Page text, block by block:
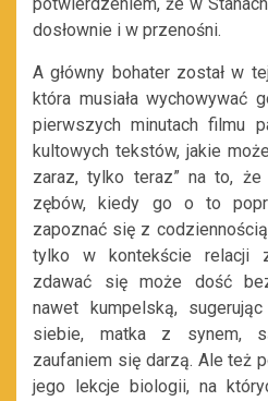
potwierdzeniem, że w
dosłownie i w przenośni.
A główny bohater został w
która musiała
pierwszych minutach filmu
kultowych tekstów, jakie
zaraz, tylko teraz” na to, że
zębów, kiedy go o to
zapoznać się z
tylko w kontekście relacji
zdawać się może dość
nawet kumpelską,
siebie, matka z synem,
zaufaniem się darzą. Ale też
jego lekcje biologii, na